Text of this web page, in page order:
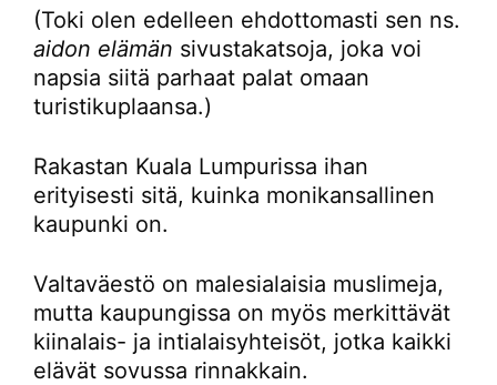
(Toki olen edelleen ehdottomasti sen ns.
aidon elämän sivustakatsoja, joka voi
napsia siitä parhaat palat omaan
turistikuplaansa.)
Rakastan Kuala Lumpurissa ihan
erityisesti sitä, kuinka monikansallinen
kaupunki on.
Valtaväestö on malesialaisia muslimeja,
mutta kaupungissa on myös merkittävät
kiinalais- ja intialaisyhteisöt, jotka kaikki
elävät sovussa rinnakkain.